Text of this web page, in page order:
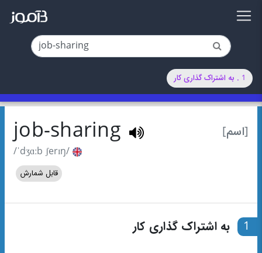
1 . به اشتراک گذاری کار
[اسم] job-sharing
/ˈdʒɑːb ʃerɪŋ/
قابل شمارش
1 به اشتراک گذاری کار